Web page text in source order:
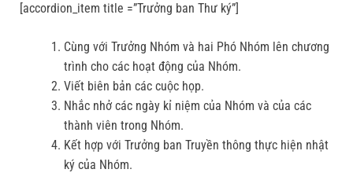
[accordion_item title =”Trưởng ban Thư ký”]
Cùng với Trưởng Nhóm và hai Phó Nhóm lên chương
trình cho các hoạt động của Nhóm.
Viết biên bản các cuộc họp.
Nhắc nhở các ngày kỉ niệm của Nhóm và của các
thành viên trong Nhóm.
Kết hợp với Trưởng ban Truyền thông thực hiện nhật
ký của Nhóm.